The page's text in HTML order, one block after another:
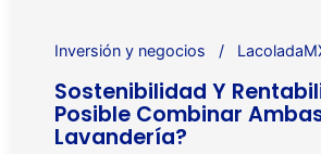
Inversión y negocios
Sostenibilidad Y
Posible Combinar
Lavandería?